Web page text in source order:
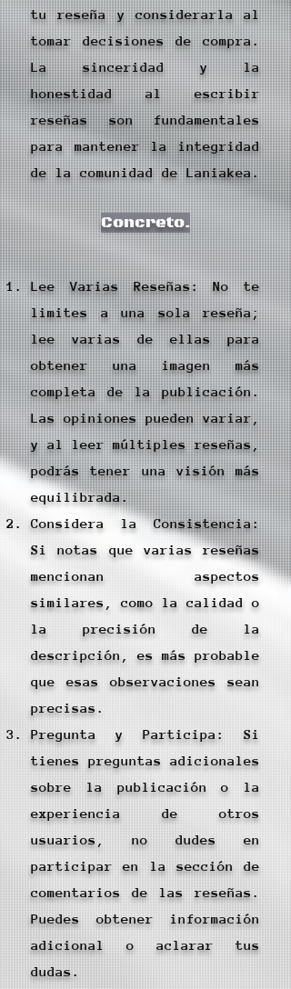
tu reseña y considerarla al
tomar decisiones de compra.
La sinceridad y la
honestidad al escribir
reseñas son fundamentales
para mantener la integridad
de la comunidad de Laniakea.
Concreto.
Lee Varias Reseñas: No te
limites a una sola reseña;
lee varias de ellas para
obtener una imagen más
completa de la publicación.
Las opiniones pueden variar,
y al leer múltiples reseñas,
podrás tener una visión más
equilibrada.
Considera la Consistencia:
Si notas que varias reseñas
mencionan aspectos
similares, como la calidad o
la precisión de la
descripción, es más probable
que esas observaciones sean
precisas.
Pregunta y Participa: Si
tienes preguntas adicionales
sobre la publicación o la
experiencia de otros
usuarios, no dudes en
participar en la sección de
comentarios de las reseñas.
Puedes obtener información
adicional o aclarar tus
dudas.